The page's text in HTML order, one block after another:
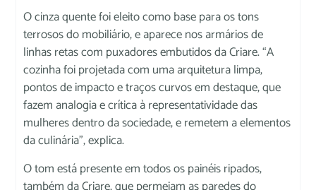
O cinza quente foi eleito como base para os tons
terrosos do mobiliário, e aparece nos armários de
linhas retas com puxadores embutidos da Criare. “A
cozinha foi projetada com uma arquitetura limpa,
pontos de impacto e traços curvos em destaque, que
fazem analogia e crítica à representatividade das
mulheres dentro da sociedade, e remetem a elementos
da culinária”, explica.
O tom está presente em todos os painéis ripados,